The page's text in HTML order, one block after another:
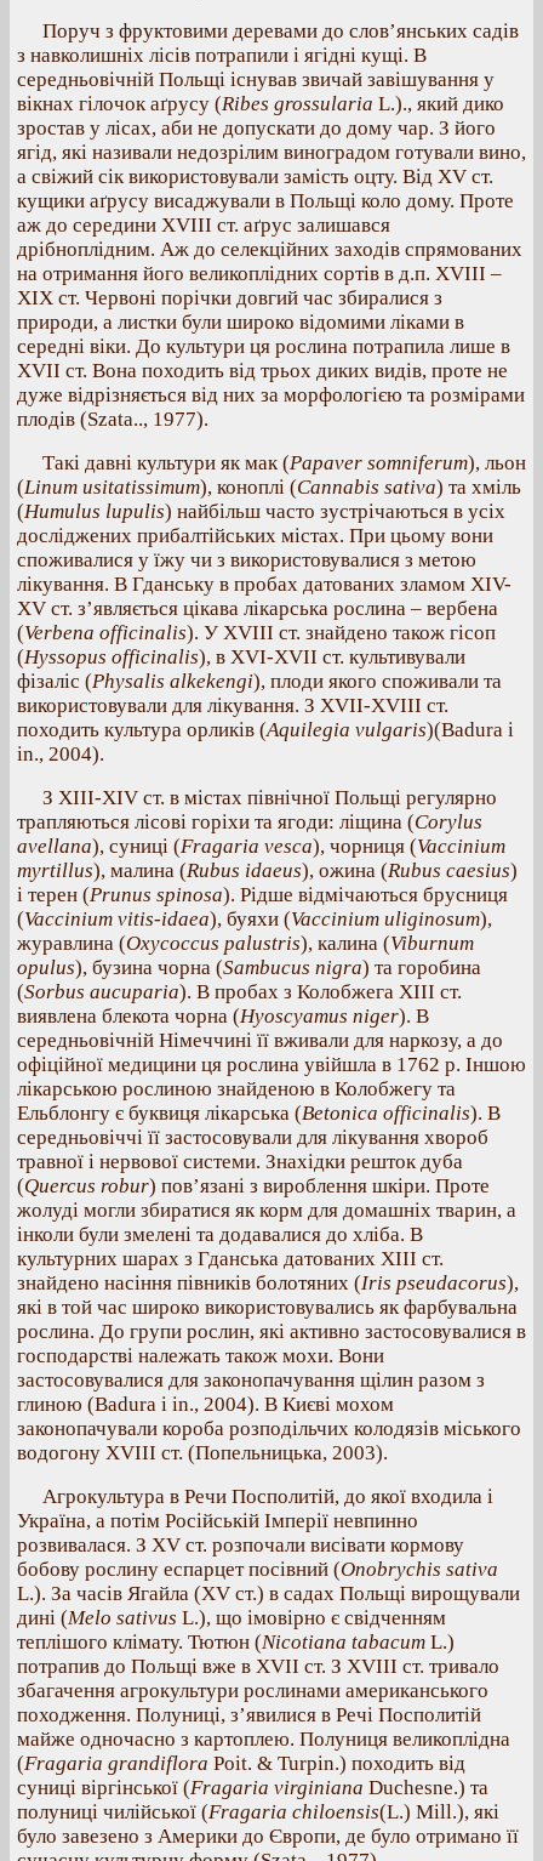
Поруч з фруктовими деревами до слов’янських садів
з навколишніх лісів потрапили і ягідні кущі. В
середньовічній Польщі існував звичай завішування у
вікнах гілочок аґрусу (Ribes grossularia L.)., який дико
зростав у лісах, аби не допускати до дому чар. З його
ягід, які називали недозрілим виноградом готували вино,
а свіжий сік використовували замість оцту. Від XV ст.
кущики аґрусу висаджували в Польщі коло дому. Проте
аж до середини XVIII ст. аґрус залишався
дрібноплідним. Аж до селекційних заходів спрямованих
на отримання його великоплідних сортів в д.п. XVIII –
XIX ст. Червоні порічки довгий час збиралися з
природи, а листки були широко відомими ліками в
середні віки. До культури ця рослина потрапила лише в
XVII ст. Вона походить від трьох диких видів, проте не
дуже відрізняється від них за морфологією та розмірами
плодів (Szata.., 1977).
Такі давні культури як мак (Papaver somniferum), льон
(Linum usitatissimum), коноплі (Cannabis sativa) та хміль
(Humulus lupulis) найбільш часто зустрічаються в усіх
досліджених прибалтійських містах. При цьому вони
споживалися у їжу чи з використовувалися з метою
лікування. В Гданську в пробах датованих зламом XIV-
XV ст. з’являється цікава лікарська рослина – вербена
(Verbena officinalis). У XVIII ст. знайдено також гісоп
(Hyssopus officinalis), в XVI-XVII ст. культивували
фізаліс (Physalis alkekengi), плоди якого споживали та
використовували для лікування. З XVII-XVIII ст.
походить культура орликів (Aquilegia vulgaris)(Badura i
in., 2004).
З XIII-XIV ст. в містах північної Польщі регулярно
трапляються лісові горіхи та ягоди: ліщина (Corylus
avellana), суниці (Fragaria vesca), чорниця (Vaccinium
myrtillus), малина (Rubus idaeus), ожина (Rubus caesius)
і терен (Prunus spinosa). Рідше відмічаються брусниця
(Vaccinium vitis-idaea), буяхи (Vaccinium uliginosum),
журавлина (Oxycoccus palustris), калина (Viburnum
opulus), бузина чорна (Sambucus nigra) та горобина
(Sorbus aucuparia). В пробах з Колобжега XIII ст.
виявлена блекота чорна (Hyoscyamus niger). В
середньовічній Німеччині її вживали для наркозу, а до
офіційної медицини ця рослина увійшла в 1762 р. Іншою
лікарською рослиною знайденою в Колобжегу та
Ельблонгу є буквиця лікарська (Betonica officinalis). В
середньовіччі її застосовували для лікування хвороб
травної і нервової системи. Знахідки решток дуба
(Quercus robur) пов’язані з вироблення шкіри. Проте
жолуді могли збиратися як корм для домашніх тварин, а
інколи були змелені та додавалися до хліба. В
культурних шарах з Гданська датованих XIII ст.
знайдено насіння півників болотяних (Iris pseudacorus),
які в той час широко використовувались як фарбувальна
рослина. До групи рослин, які активно застосовувалися в
господарстві належать також мохи. Вони
застосовувалися для законопачування щілин разом з
глиною (Badura i in., 2004). В Києві мохом
законопачували короба розподільчих колодязів міського
водогону XVIII ст. (Попельницька, 2003).
Агрокультура в Речи Посполитій, до якої входила і
Україна, а потім Російській Імперії невпинно
розвивалася. З XV ст. розпочали висівати кормову
бобову рослину еспарцет посівний (Onobrychis sativa
L.). За часів Ягайла (XV ст.) в садах Польщі вирощували
дині (Melo sativus L.), що імовірно є свідченням
теплішого клімату. Тютюн (Nicotiana tabacum L.)
потрапив до Польщі вже в XVII ст. З XVIII ст. тривало
збагачення агрокультури рослинами американського
походження. Полуниці, з’явилися в Речі Посполитій
майже одночасно з картоплею. Полуниця великоплідна
(Fragaria grandiflora Poit. & Turpin.) походить від
суниці віргінської (Fragaria virginiana Duchesne.) та
полуниці чилійської (Fragaria chiloensis(L.) Mill.), які
було завезено з Америки до Європи, де було отримано її